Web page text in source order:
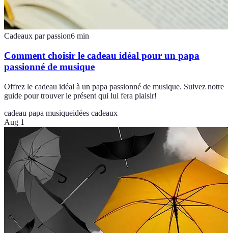
Cadeaux par passion6 min
Comment choisir le cadeau idéal pour un papa
passionné de musique
Offrez le cadeau idéal à un papa passionné de musique. Suivez notre
guide pour trouver le présent qui lui fera plaisir!
cadeau papa musiqueidées cadeaux
Aug 1